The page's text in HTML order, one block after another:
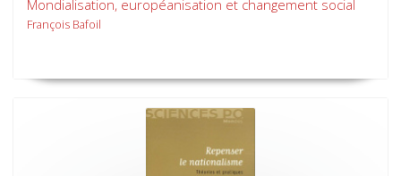
Mondialisation, européanisation et changement social
François Bafoil